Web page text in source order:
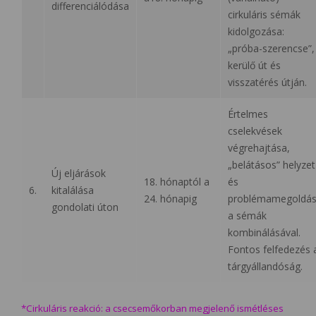
differenciálódása
cirkuláris sémák
kidolgozása:
„próba-szerencse”,
kerülő út és
visszatérés útján.
6.
Új eljárások
kitalálása
gondolati úton
18. hónaptól a
24. hónapig
Értelmes
cselekvések
végrehajtása,
„belátásos”
és
a sémák
kombinálásával.
Fontos felfedezés
tárgyállandóság.
*Cirkuláris reakció: a csecsemőkorban megjelenő ismétléses